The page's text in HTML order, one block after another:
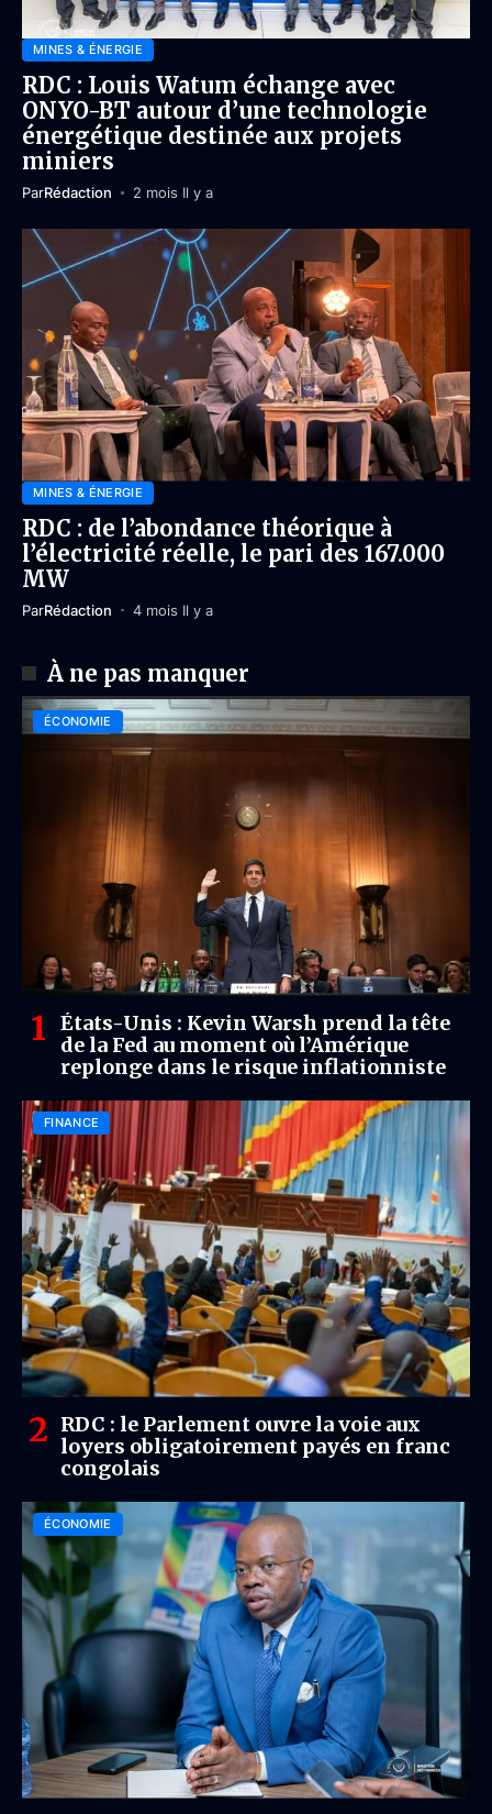
MINES & ÉNERGIE
RDC : Louis Watum échange avec
ONYO-BT autour d’une technologie
énergétique destinée aux projets
miniers
ParRédaction 2 mois Il y a
MINES & ÉNERGIE
RDC : de l’abondance théorique à
l’électricité réelle, le pari des 167.000
MW
ParRédaction 4 mois Il y a
À ne pas manquer
ÉCONOMIE
États-Unis : Kevin Warsh prend la tête
de la Fed au moment où l’Amérique
replonge dans le risque inflationniste
FINANCE
RDC : le Parlement ouvre la voie aux
loyers obligatoirement payés en franc
congolais
ÉCONOMIE